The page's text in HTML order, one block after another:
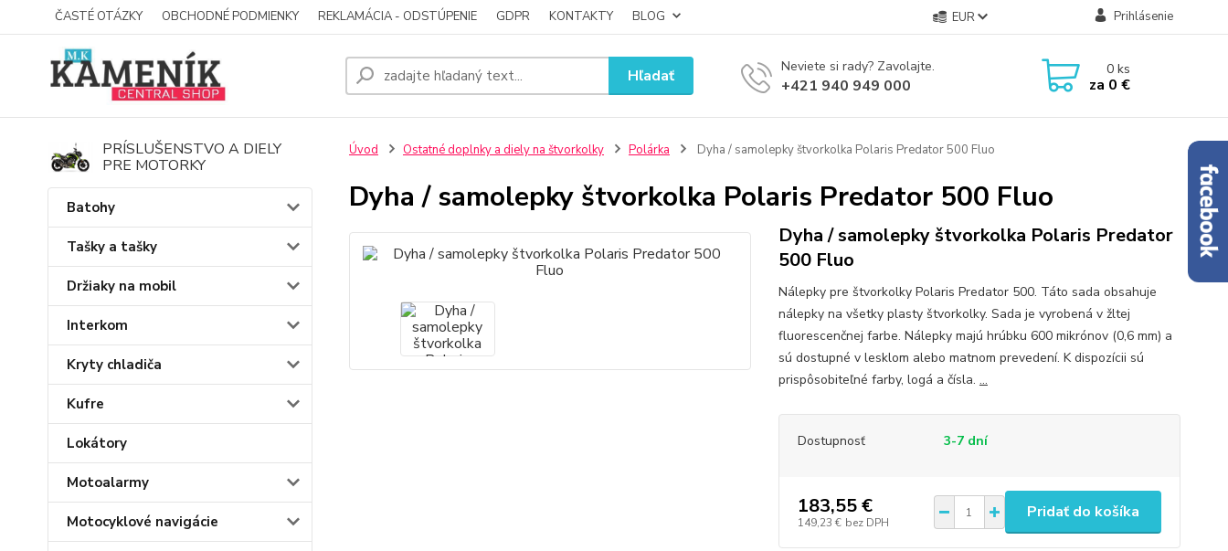
ČASTÉ OTÁZKY OBCHODNÉ PODMIENKY REKLAMÁCIA - ODSTÚPENIE GDPR KONTAKTY BLOG EUR Prihlásenie
Hľadať Neviete si rady? Zavolajte.
+421 940 949 000
0ks
za 0 €
PRÍSLUŠENSTVO A DIELY
PRE MOTORKY
Batohy
Tašky a tašky
Držiaky na mobil
Interkom
Kryty chladiča
Kufre
Lokátory
Motoalarmy
Motocyklové navigácie
Úvod Ostatné doplnky a diely na štvorkolky Polárka Dyha / samolepky štvorkolka Polaris Predator 500 Fluo
Dyha / samolepky štvorkolka Polaris Predator 500 Fluo
Dyha / samolepky štvorkolka Polaris Predator
500 Fluo
Nálepky pre štvorkolky Polaris Predator 500. Táto sada obsahuje
nálepky na všetky plasty štvorkolky. Sada je vyrobená v žltej
fluorescenčnej farbe. Nálepky majú hrúbku 600 mikrónov (0,6 mm) a
sú dostupné v lesklom alebo matnom prevedení. K dispozícii sú
prispôsobiteľné farby, logá a čísla. ...
Dostupnosť 3-7 dní
183,55 €
149,23 € bez DPH
Pridať do košíka